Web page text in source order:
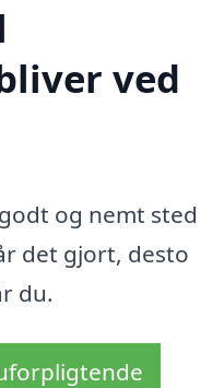
ved
og nemt sted
det gjort, desto
du.